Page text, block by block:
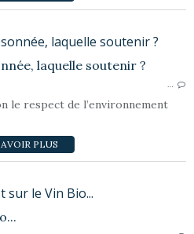
laquelle soutenir ?
…
le respect de l’environnement
PLUS
sur le Vin Bio...